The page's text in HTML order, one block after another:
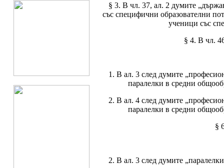
§ 3. В чл. 37, ал. 2 думите
със специфични образователни
ученици със
§ 4. В чл.
1. В ал. 3 след думите
паралелки в средни
2. В ал. 4 след думите
паралелки в средни
§
2. В ал. 3 след думите